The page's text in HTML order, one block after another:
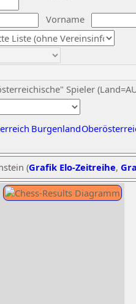
Vorname
Spieler
Burgenland
(Grafik Elo-Zeitreihe,